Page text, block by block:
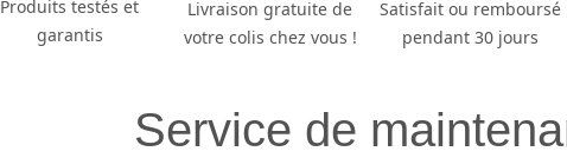
Produits testés et
garantis
Livraison gratuite de
votre colis chez vous !
Satisfait ou remboursé
pendant 30 jours
Service de